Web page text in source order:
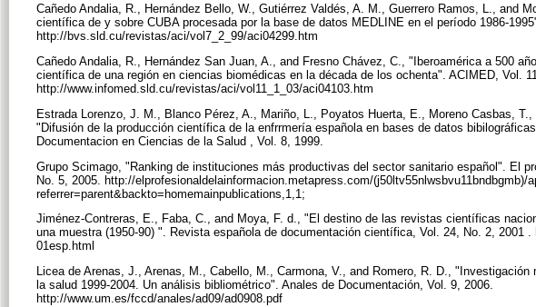
Cañedo Andalia, R., Hernández Bello, W., Gutiérrez Valdés, A. M., Guerrero Ramos, L., and
científica de y sobre CUBA procesada por la base de datos MEDLINE en el período 1986-
http://bvs.sld.cu/revistas/aci/vol7_2_99/aci04299.htm
Cañedo Andalia, R., Hernández San Juan, A., and Fresno Chávez, C., "Iberoamérica a 500
científica de una región en ciencias biomédicas en la década de los ochenta". ACIMED, Vol.
http://www.infomed.sld.cu/revistas/aci/vol11_1_03/aci04103.htm
Estrada Lorenzo, J. M., Blanco Pérez, A., Mariño, L., Poyatos Huerta, E., Moreno Casbas, T.,
"Difusión de la producción científica de la enfrrmería española en bases de datos
Documentacion en Ciencias de la Salud , Vol. 8, 1999.
Grupo Scimago, "Ranking de instituciones más productivas del sector sanitario español". El
No. 5, 2005. http://elprofesionaldelainformacion.metapress.com/(j50ltv55nlwsbvu11bndbgmb)/
referrer=parent&backto=homemainpublications,1,1;
Jiménez-Contreras, E., Faba, C., and Moya, F. d., "El destino de las revistas científicas
una muestra (1950-90) ". Revista española de documentación científica, Vol. 24, No. 2, 2001
01esp.html
Licea de Arenas, J., Arenas, M., Cabello, M., Carmona, V., and Romero, R. D.,
la salud 1999-2004. Un análisis bibliométrico". Anales de Documentación, Vol. 9, 2006.
http://www.um.es/fccd/anales/ad09/ad0908.pdf